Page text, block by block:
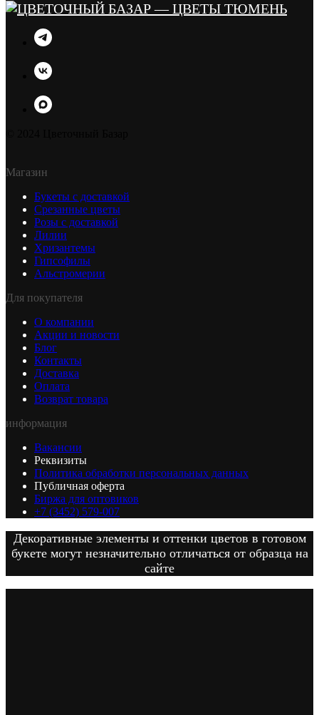
Магазин
Букеты с доставкой
Срезанные цветы
Розы с доставкой
Лилии
Хризантемы
Гипсофилы
Альстромерии
Для покупателя
О компании
Акции и новости
Блог
Контакты
Доставка
Оплата
Возврат товара
информация
Вакансии
Реквизиты
Политика обработки персональных данных
Публичная оферта
Биржа для оптовиков
+7 (3452) 579-007
Декоративные элементы и оттенки цветов в готовом
букете могут незначительно отличаться от образца на
сайте